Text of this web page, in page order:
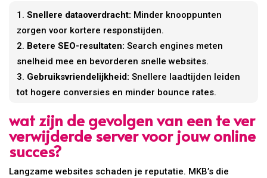
Snellere dataoverdracht: Minder knooppunten
zorgen voor kortere responstijden.
Betere SEO-resultaten: Search engines meten
snelheid mee en bevorderen snelle websites.
Gebruiksvriendelijkheid: Snellere laadtijden leiden
tot hogere conversies en minder bounce rates.
wat zijn de gevolgen van een te ver
verwijderde server voor jouw online
succes?
Langzame websites schaden je reputatie. MKB’s die